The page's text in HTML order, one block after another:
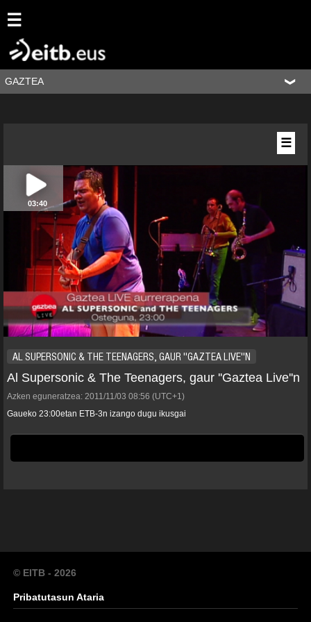
☰
GAZTEA
03:40
AL SUPERSONIC & THE TEENAGERS, GAUR ''GAZTEA LIVE''N
Al Supersonic & The Teenagers, gaur ''Gaztea Live''n
Azken eguneratzea: 2011/11/03 08:56 (UTC+1)
Gaueko 23:00etan ETB-3n izango dugu ikusgai
☰
© EITB - 2026
Pribatutasun Ataria